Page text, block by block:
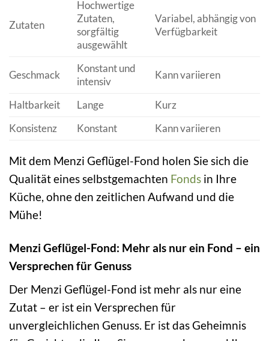
Zutaten
Hochwertige
Zutaten,
sorgfältig
ausgewählt
Variabel, abhängig von
Verfügbarkeit
Geschmack
Konstant und
intensiv
Kann variieren
Haltbarkeit Lange
Kurz
Konsistenz
Konstant Kann variieren
Mit dem Menzi Geflügel-Fond holen Sie sich die
Qualität eines selbstgemachten Fonds in Ihre
Küche, ohne den zeitlichen Aufwand und die
Mühe!
Menzi Geflügel-Fond: Mehr als nur ein Fond – ein
Versprechen für Genuss
Der Menzi Geflügel-Fond ist mehr als nur eine
Zutat – er ist ein Versprechen für
unvergleichlichen Genuss. Er ist das Geheimnis